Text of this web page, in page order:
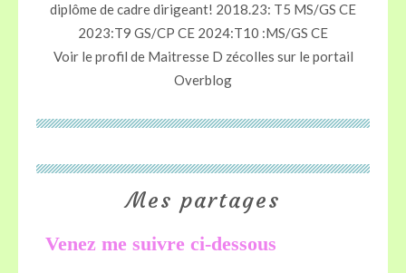
diplôme de cadre dirigeant! 2018.23: T5 MS/GS CE
2023:T9 GS/CP CE 2024:T10 :MS/GS CE
Voir le profil de Maitresse D zécolles sur le portail
Overblog
Mes partages
Venez me suivre ci-dessous